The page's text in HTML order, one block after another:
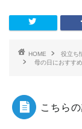
HOME
役立ち
母の日におすす
こちら